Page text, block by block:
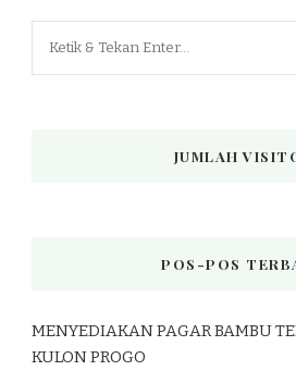
Mencari
JUMLAH
POS-POS
MENYEDIAKAN PAGAR BAMBU
KULON PROGO